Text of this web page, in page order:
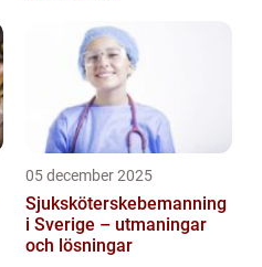
05 december 2025
Sjuksköterskebemanning
i Sverige – utmaningar
och lösningar